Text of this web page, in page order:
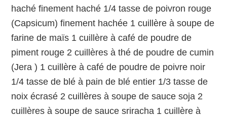
haché finement haché 1/4 tasse de poivron rouge
(Capsicum) finement hachée 1 cuillère à soupe de
farine de maïs 1 cuillère à café de poudre de
piment rouge 2 cuillères à thé de poudre de cumin
(Jera ) 1 cuillère à café de poudre de poivre noir
1/4 tasse de blé à pain de blé entier 1/3 tasse de
noix écrasé 2 cuillères à soupe de sauce soja 2
cuillères à soupe de sauce sriracha 1 cuillère à